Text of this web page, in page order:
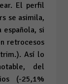
El perfil
se asimila,
española, si
retrocesos
Así lo
del
(-25,1%